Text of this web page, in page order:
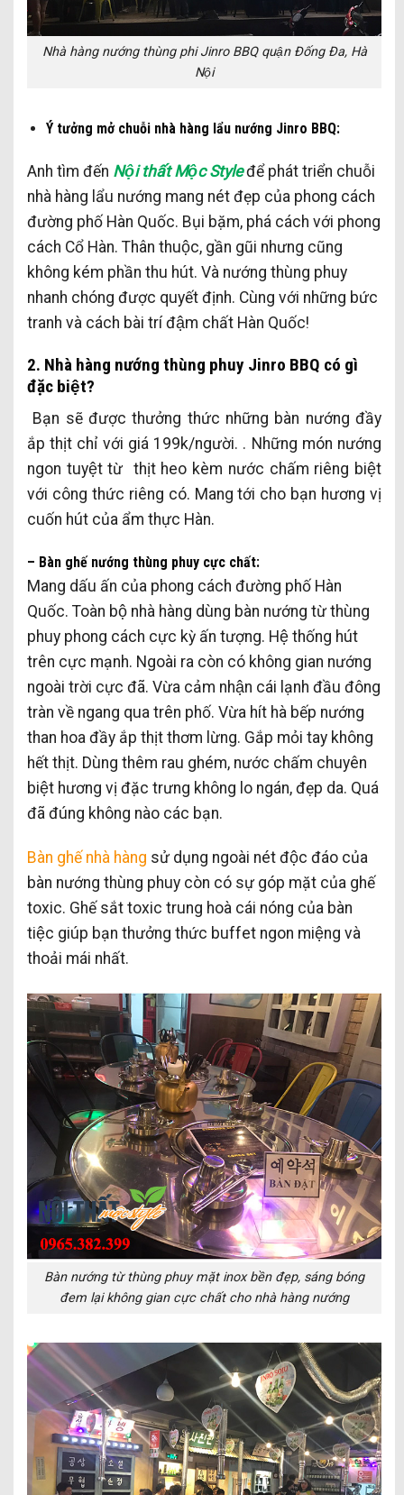
Nhà hàng nướng thùng phi Jinro BBQ quận Đống Đa, Hà
Nội
Ý tưởng mở chuỗi nhà hàng lẩu nướng Jinro BBQ:
Anh tìm đến Nội thất Mộc Styleđể phát triển chuỗi
nhà hàng lẩu nướng mang nét đẹp của phong cách
đường phố Hàn Quốc. Bụi bặm, phá cách với phong
cách Cổ Hàn. Thân thuộc, gần gũi nhưng cũng
không kém phần thu hút. Và nướng thùng phuy
nhanh chóng được quyết định. Cùng với những bức
tranh và cách bài trí đậm chất Hàn Quốc!
2. Nhà hàng nướng thùng phuy Jinro BBQ có gì
đặc biệt?
Bạn sẽ được thưởng thức những bàn nướng đầy
ắp thịt chỉ với giá 199k/người. . Những món nướng
ngon tuyệt từ thịt heo kèm nước chấm riêng biệt
với công thức riêng có. Mang tới cho bạn hương vị
cuốn hút của ẩm thực Hàn.
– Bàn ghế nướng thùng phuy cực chất:
Mang dấu ấn của phong cách đường phố Hàn
Quốc. Toàn bộ nhà hàng dùng bàn nướng từ thùng
phuy phong cách cực kỳ ấn tượng. Hệ thống hút
trên cực mạnh. Ngoài ra còn có không gian nướng
ngoài trời cực đã. Vừa cảm nhận cái lạnh đầu đông
tràn về ngang qua trên phố. Vừa hít hà bếp nướng
than hoa đầy ắp thịt thơm lừng. Gắp mỏi tay không
hết thịt. Dùng thêm rau ghém, nước chấm chuyên
biệt hương vị đặc trưng không lo ngán, đẹp da. Quá
đã đúng không nào các bạn.
Bàn ghế nhà hàng sử dụng ngoài nét độc đáo của
bàn nướng thùng phuy còn có sự góp mặt của ghế
toxic. Ghế sắt toxic trung hoà cái nóng của bàn
tiệc giúp bạn thưởng thức buffet ngon miệng và
thoải mái nhất.
Bàn nướng từ thùng phuy mặt inox bền đẹp, sáng bóng
đem lại không gian cực chất cho nhà hàng nướng